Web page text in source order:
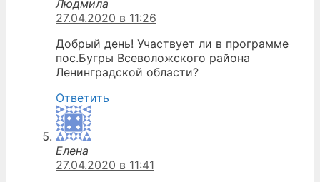
Людмила
27.04.2020 в 11:26
Добрый день! Участвует ли в программе
пос.Бугры Всеволожского района
Ленинградской области?
Ответить
Елена
27.04.2020 в 11:41